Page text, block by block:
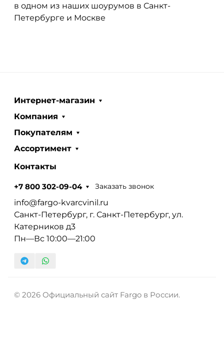
в одном из наших шоурумов в Санкт-
Петербурге и Москве
Интернет-магазин
Компания
Покупателям
Ассортимент
Контакты
+7 800 302-09-04 Заказать звонок
info@fargo-kvarcvinil.ru
Санкт-Петербург, г. Санкт-Петербург, ул.
Катерников д3
Пн—Вс 10:00—21:00
© 2026 Официальный сайт Fargo в России.